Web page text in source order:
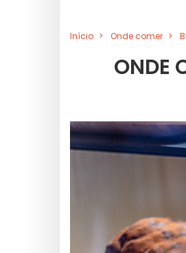
Início Onde comer
ONDE